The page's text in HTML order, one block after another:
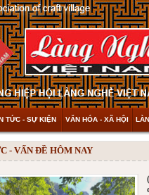
TỨC - SỰ KIỆN VĂN HÓA - XÃ HỘI
PHÁ VIDEO
- VẤN ĐỀ HÔM NAY